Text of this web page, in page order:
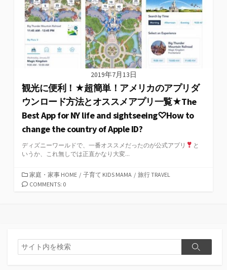
2019年7月13日
観光に便利！★超簡単！アメリカのアプリダ
ウンロード方法とオススメアプリ一覧★The
Best App for NY life and sightseeing♡How to
change the country of Apple ID?
ディズニーワールドで、一番オススメだったのが公式アプリ
と
いうか、これ無しでは正直かなり大変...
カ
テ
家庭・家事 HOME / 子育て KIDS MAMA / 旅行 TRAVEL
COMMENTS: 0
検
索
検